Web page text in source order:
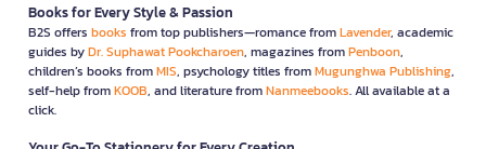
Books for Every Style & Passion
B2S offers books from top publishers—romance fromLavender, academic
guides byDr. Suphawat Pookcharoen, magazines fromPenboon,
children’s books fromMIS, psychology titles fromMugunghwa Publishing,
self-help fromKOOB, and literature fromNanmeebooks. All available at a
click.